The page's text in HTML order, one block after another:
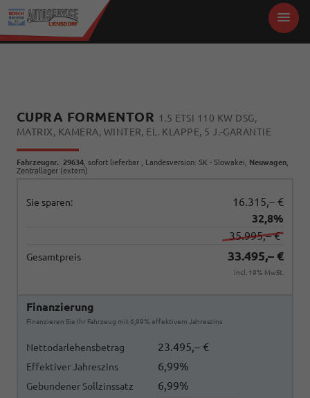
CUPRA FORMENTOR 1.5 ETSI 110 KW DSG,
MATRIX, KAMERA, WINTER, EL. KLAPPE, 5 J.-GARANTIE
Fahrzeugnr.: 29634 sofort lieferbar , Landesversion: SK - Slowakei, Neuwagen
Zentrallager (extern)
Sie sparen:
16.315,– €
32,8%
35.995,– €
Gesamtpreis 33.495,– €
incl. 19% MwSt.
Finanzierung
Finanzieren Sie Ihr Fahrzeug mit 6,99% effektivem Jahreszins
Nettodarlehensbetrag 23.495,– €
Effektiver Jahreszins 6,99%
Gebundener Sollzinssatz 6,99%